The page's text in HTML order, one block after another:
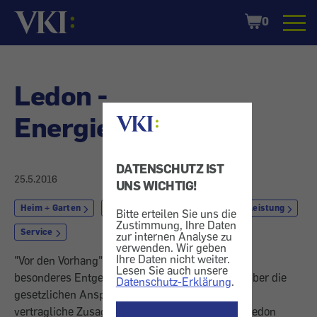
DATENSCHUTZ IST
UNS WICHTIG!
Bitte erteilen Sie uns die
Zustimmung, Ihre Daten
zur internen Analyse zu
verwenden. Wir geben
Ihre Daten nicht weiter.
Lesen Sie auch unsere
Datenschutz-Erklärung.
Startseite
Shopping
Cart
0
Ledon -
Energiesparlampe
25.5.2016
Heim + Garten Beleuchtung Markt + Dienstleistung
Service
"Vor den Vorhang" bitten wir Unternehmen, die
besonderes Entgegenkommen gezeigt haben - über die
gesetzlichen Ansprüche (Gewährleistung) oder
vertragliche Zusagen (Garantie) hinaus. - Hier: Ledon